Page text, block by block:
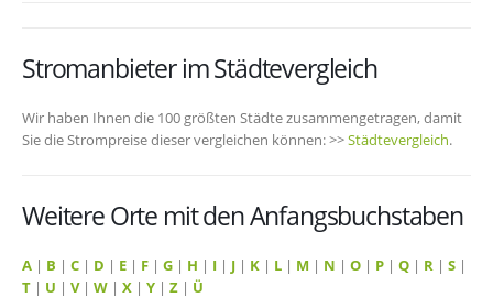
Stromanbieter im Städtevergleich
Wir haben Ihnen die 100 größten Städte zusammengetragen, damit
Sie die Strompreise dieser vergleichen können: >>Städtevergleich.
Weitere Orte mit den Anfangsbuchstaben
A | B | C | D | E | F | G | H | I | J | K | L | M | N | O | P | Q | R | S |
T | U | V| W | X | Y | Z | Ü